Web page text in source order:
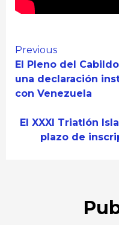
Continue
Reading
Previous
El Pleno del
una declaración
con Venezuela
El XXXI Triatlón
plazo de